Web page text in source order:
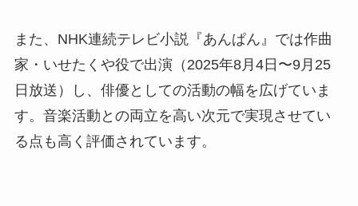
また、NHK連続テレビ小説『あんぱん』では作曲
家・いせたくや役で出演（2025年8月4日〜9月25
日放送）し、俳優としての活動の幅を広げていま
す。音楽活動との両立を高い次元で実現させてい
る点も高く評価されています。